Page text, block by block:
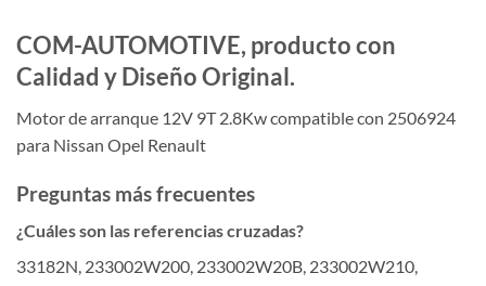
COM-AUTOMOTIVE, producto con
Calidad y Diseño Original.
Motor de arranque 12V 9T 2.8Kw compatible con 2506924
para Nissan Opel Renault
Preguntas más frecuentes
¿Cuáles son las referencias cruzadas?
33182N, 233002W200, 233002W20B, 233002W210,